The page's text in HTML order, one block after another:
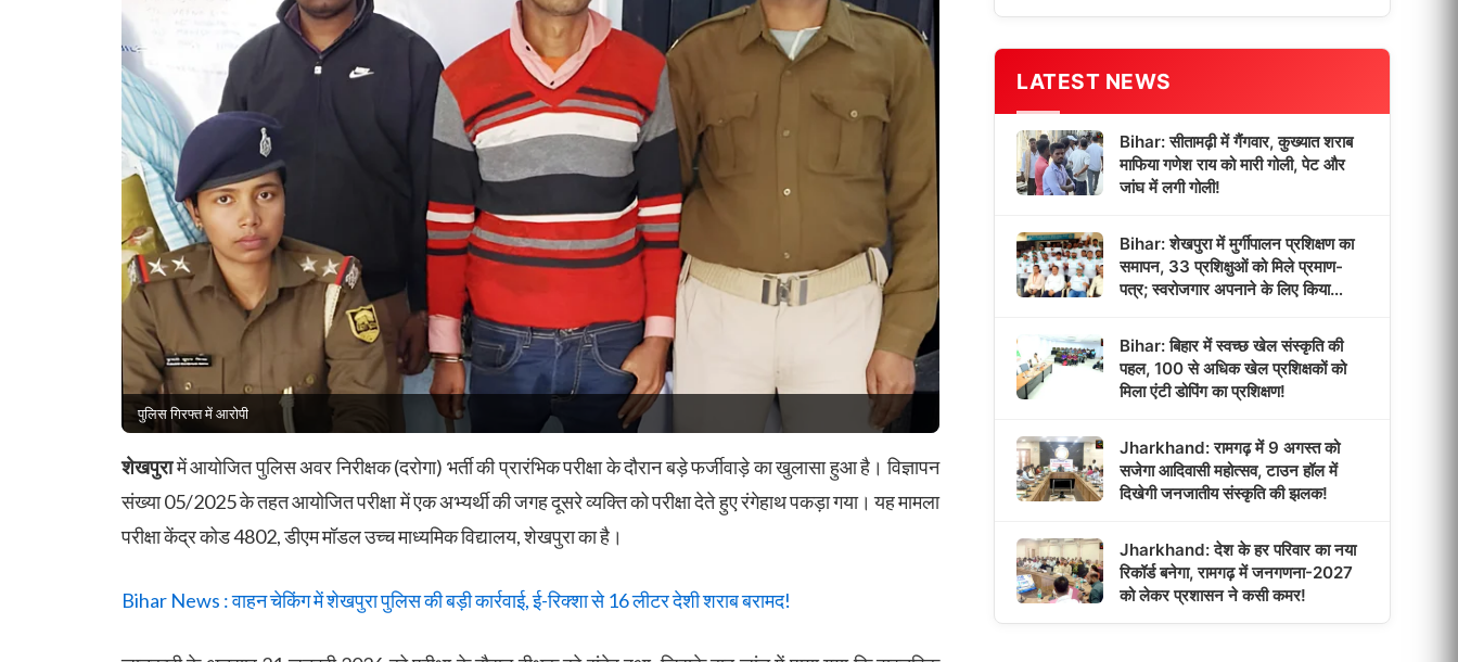
पुलिस गिरफ्त में आरोपी
शेखपुरामें आयोजित पुलिस अवर निरीक्षक (दरोगा) भर्ती की प्रारंभिक परीक्षा के दौरान बड़े फर्जीवाड़े का खुलासा हुआ है। विज्ञापन
संख्या 05/2025 के तहत आयोजित परीक्षा में एक अभ्यर्थी की जगह दूसरे व्यक्ति को परीक्षा देते हुए रंगेहाथ पकड़ा गया। यह मामला
परीक्षा केंद्र कोड 4802, डीएम मॉडल उच्च माध्यमिक विद्यालय, शेखपुरा का है।
Bihar News : वाहन चेकिंग में शेखपुरा पुलिस की बड़ी कार्रवाई, ई-रिक्शा से 16 लीटर देशी शराब बरामद!
LATEST NEWS
Bihar: सीतामढ़ी में गैंगवार, कुख्यात शराब
माफिया गणेश राय को मारी गोली, पेट और
जांघ में लगी गोली!
Bihar: शेखपुरा में मुर्गीपालन प्रशिक्षण का
समापन, 33 प्रशिक्षुओं को मिले प्रमाण-
पत्र; स्वरोजगार अपनाने के लिए किया
Bihar: बिहार में स्वच्छ खेल संस्कृति की
पहल, 100 से अधिक खेल प्रशिक्षकों को
मिला एंटी डोपिंग का प्रशिक्षण!
Jharkhand: रामगढ़ में 9 अगस्त को
सजेगा आदिवासी महोत्सव, टाउन हॉल में
दिखेगी जनजातीय संस्कृति की झलक!
Jharkhand: देश के हर परिवार का नया
रिकॉर्ड बनेगा, रामगढ़ में जनगणना-2027
को लेकर प्रशासन ने कसी कमर!